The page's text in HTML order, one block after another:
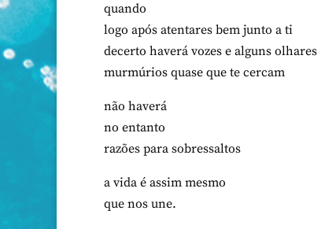
quando
logo após atentares bem junto a ti
decerto haverá vozes e alguns olhares
murmúrios quase que te cercam
não haverá
no entanto
razões para sobressaltos
a vida é assim mesmo
que nos une.